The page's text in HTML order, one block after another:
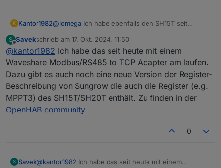
K Kantor1982@iomega Ich habe ebenfalls den SH15T seit
Wechselrichter gerne für Vis und EVCC auslesen.
Leider hat er im Gegensatz zum SH10T den
zweiten LAN Port nicht. Wie liest du ihn aus? Über
das WiNet-S oder den Logger Port?
Grüße Thomas
S
Offline
Savekschrieb am 17. Okt. 2024, 11:50
zuletzt editiert von
@kantor1982 Ich habe das seit heute mit einem
Waveshare Modbus/RS485 to TCP Adapter am laufen.
Dazu gibt es auch noch eine neue Version der Register-
Beschreibung von Sungrow die auch die Register (e.g.
MPPT3) des SH15T/SH20T enthält. Zu finden in der
OpenHAB community.
0
S Savek@kantor1982 Ich habe das seit heute mit einem